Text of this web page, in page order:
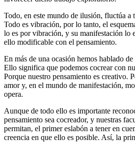
Todo, en este mundo de ilusión, fluctúa a
Todo es vibración, por lo tanto, el
lo es por vibración, y su manifestación lo
ello modificable con el pensamiento.
En más de una ocasión hemos hablado
Ello significa que podemos cocrear con
Porque nuestro pensamiento es creativo.
amor y, en el mundo de manifestación,
opera.
Aunque de todo ello es importante
pensamiento sea cocreador, y nuestras
permitan, el primer eslabón a tener en
creencia en que ello es posible. Así, la